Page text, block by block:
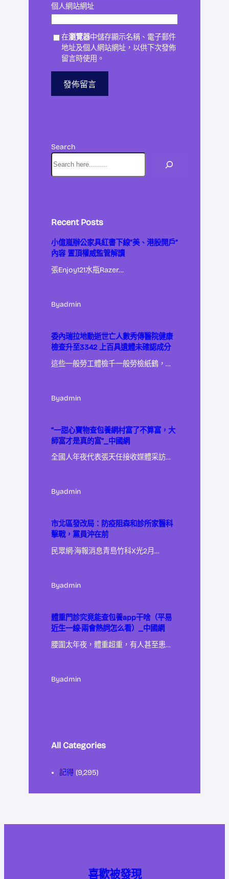
個人網站網址
在瀏覽器中儲存顯示名稱、電子郵件
地址及個人網站網址，以供下次發佈
留言時使用。
Search
Recent Posts
小億嵐辦公家具紅書下線“美、港股開戶”
內容 置頂權威監管解讀
張Enjoy121水瓶Razer…
Byadmin
委內瑞拉地動逝世亡人數秀傳醫院健康
檢查升至3342 上百具遺體未確認成分
這些一般勞工體檢千一般勞檢紙鶴，…
Byadmin
“一甜心寶物查包養網村富了不算富，大
師富才是真的富”_中國網
全國人年夜代表張天任接收媒體采訪…
Byadmin
市北區發改局：防疫阻森和診所家醫科
擊戰，黨員沖在前
民眾網·海報消息青島竹科X光2月…
Byadmin
體重門診究竟能查包養app干啥（平易
近生一線·兩會熱詞怎么看）_中國網
腰圍太年夜，體重超重，有人甚至患…
Byadmin
All Categories
記得 (9,295)
喜歡被發現